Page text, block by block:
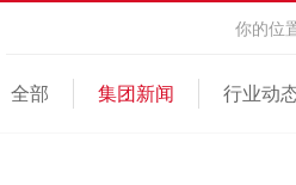
你的位
全部 集团新闻 行业动